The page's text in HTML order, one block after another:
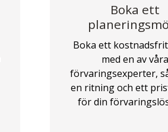
Boka ett
Boka ett
med en av våra
förvaringsexperter,
en ritning och ett
för din